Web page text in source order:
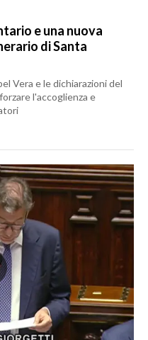
e una nuova
di Santa
Vera e le dichiarazioni del
l'accoglienza e